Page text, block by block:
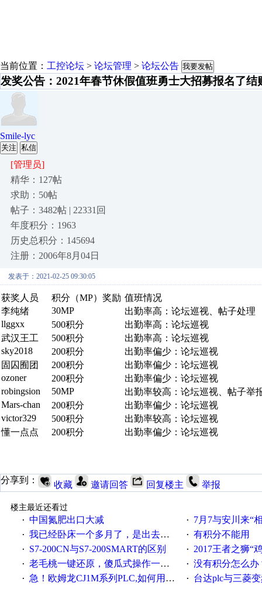
当前位置： 工控论坛 > 论坛管理 > 论坛公告 我要发帖
发奖公告：2021年春节休假值班勇士大招募报名了结
Smile-lyc
关注 私信
[管理员]
精华：127帖
求助：50帖
帖子：3482帖 | 22331回
年度积分：1963
历史总积分：145694
注册：2006年8月04日
发表于：2021-02-25 09:30:05
获奖人员 积分（MP）奖励 值班情况
李纯绪
30MP
出勤率高：论坛巡视、帖子处理
llggxx
500积分
出勤率高：论坛巡视
武汉王工
500积分
出勤率高：论坛巡视
sky2018
200积分
出勤率偏少：论坛巡视
固囚囿团
200积分
出勤率偏少：论坛巡视
ozoner
200积分
出勤率偏少：论坛巡视
robingsion
50MP
出勤率较高：论坛巡视、帖子举
Mars-chan
200积分
出勤率偏少：论坛巡视
victor329
500积分
出勤率较高：论坛巡视
懂一点点
200积分 出勤率偏少：论坛巡视
分享到： 收藏 邀请回答 回复楼主 举报
楼主最近还看过
· 中国氮肥出口大减 · 7月7与安川来“
· 我已经卧床一个多月了，是出去安装机械手在高速遭遇车祸所致:大家工作都要特别注意啊 · 有积分不能用
· S7-200CN与S7-200SMART的区别 · 2017王者之狮“鸡”情签到
· 老毛桃一键还原，傻瓜式操作一键轻松备份还原；程序为向导式安装，一键即可实现自动备份或还原系统。 · 没有积分怎么办
· 急！欧姆龙CJ1M系列PLC,如何用时间控制变频器。要求时间在组态王中可以自由输入！拜托各位大神了！ · 台达plc与三菱